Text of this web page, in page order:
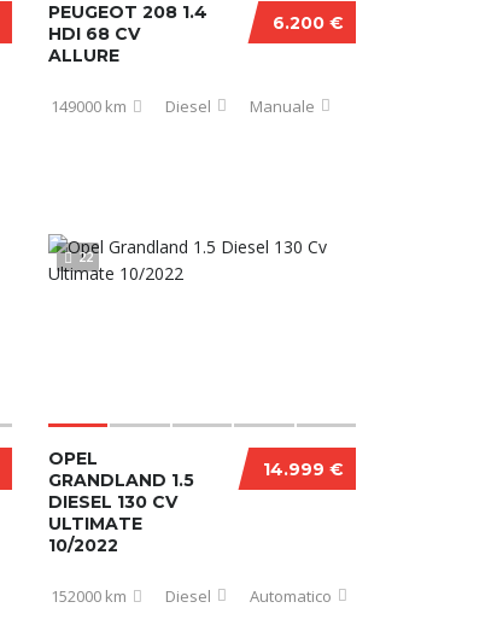
6.200 €
PEUGEOT 208 1.4
HDI 68 CV
ALLURE
149000 km Diesel Manuale
22
14.999 €
OPEL
GRANDLAND 1.5
DIESEL 130 CV
ULTIMATE
10/2022
152000 km Diesel Automatico